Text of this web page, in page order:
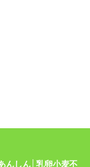
んしん│乳卵小麦不